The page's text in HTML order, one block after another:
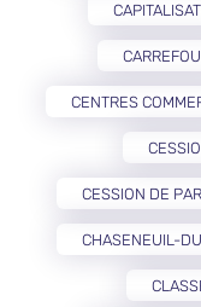
CENTRES
CESSION DE
CHASENEUIL-